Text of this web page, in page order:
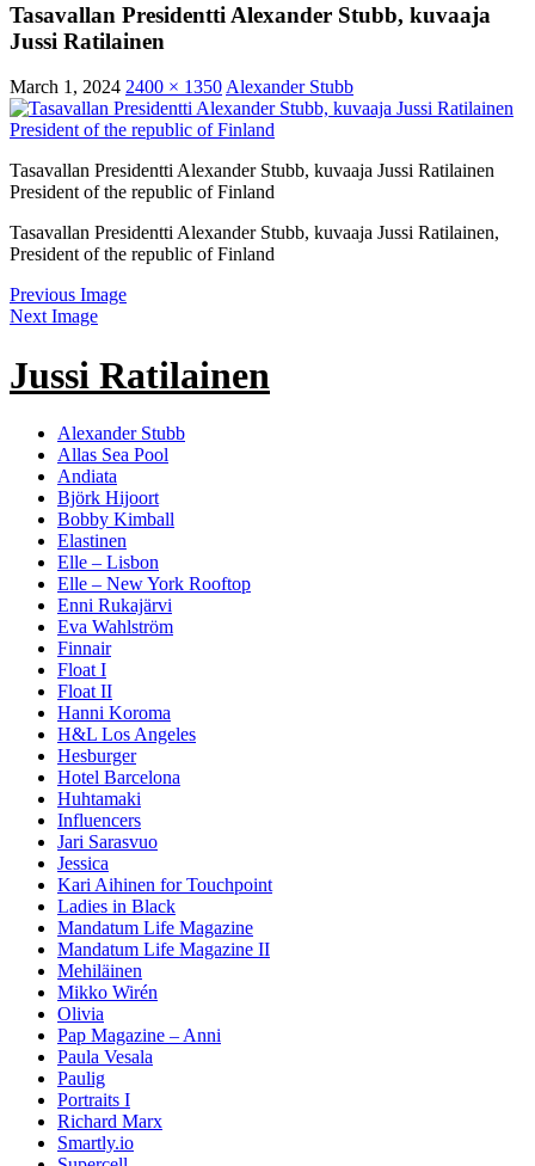
Tasavallan Presidentti Alexander Stubb, kuvaaja
Jussi Ratilainen
March 1, 2024 2400 × 1350 Alexander Stubb
Tasavallan Presidentti Alexander Stubb, kuvaaja Jussi Ratilainen
President of the republic of Finland
Tasavallan Presidentti Alexander Stubb, kuvaaja Jussi Ratilainen,
President of the republic of Finland
Previous Image
Next Image
Jussi Ratilainen
Alexander Stubb
Allas Sea Pool
Andiata
Björk Hijoort
Bobby Kimball
Elastinen
Elle – Lisbon
Elle – New York Rooftop
Enni Rukajärvi
Eva Wahlström
Finnair
Float I
Float II
Hanni Koroma
H&L Los Angeles
Hesburger
Hotel Barcelona
Huhtamaki
Influencers
Jari Sarasvuo
Jessica
Kari Aihinen for Touchpoint
Ladies in Black
Mandatum Life Magazine
Mandatum Life Magazine II
Mehiläinen
Mikko Wirén
Olivia
Pap Magazine – Anni
Paula Vesala
Paulig
Portraits I
Richard Marx
Smartly.io